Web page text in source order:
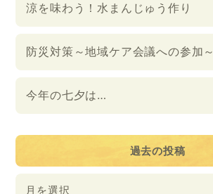
涼を味わう！水まんじゅう作り
防災対策～地域ケア会議への参加～
今年の七夕は…
過去の投稿
月を選択